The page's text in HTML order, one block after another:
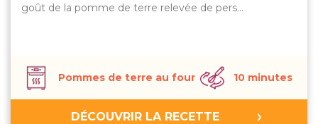
goût de la pomme de terre relevée de pers…
Pommes de terre au four 10 minutes
DÉCOUVRIR LA RECETTE